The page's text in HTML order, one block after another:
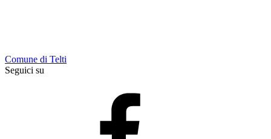
Comune di Telti
Seguici su